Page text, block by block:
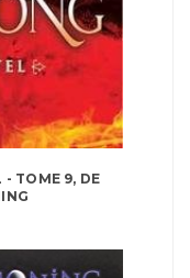
- TOME 9, DE